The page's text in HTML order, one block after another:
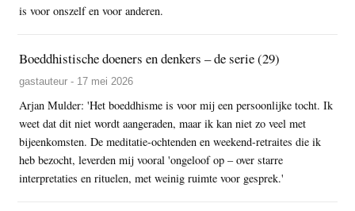
is voor onszelf en voor anderen.
Boeddhistische doeners en denkers – de serie (29)
gastauteur - 17 mei 2026
Arjan Mulder: 'Het boeddhisme is voor mij een persoonlijke tocht. Ik
weet dat dit niet wordt aangeraden, maar ik kan niet zo veel met
bijeenkomsten. De meditatie-ochtenden en weekend-retraites die ik
heb bezocht, leverden mij vooral 'ongeloof op – over starre
interpretaties en rituelen, met weinig ruimte voor gesprek.'